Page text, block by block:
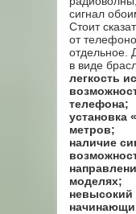
сигнал
Стоит
от
отдельное.
в виде
легкость
телефона;
установка
метров;
наличие
моделях;
невысокий